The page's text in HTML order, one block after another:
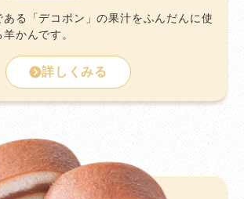
る「デコポン」の果汁をふんだんに使
かんです。
詳しくみる